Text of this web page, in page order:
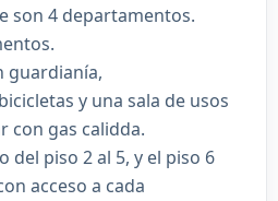
son 4 departamentos.
guardianía,
y una sala de usos
con gas calidda.
del piso 2 al 5, y el piso 6
acceso a cada